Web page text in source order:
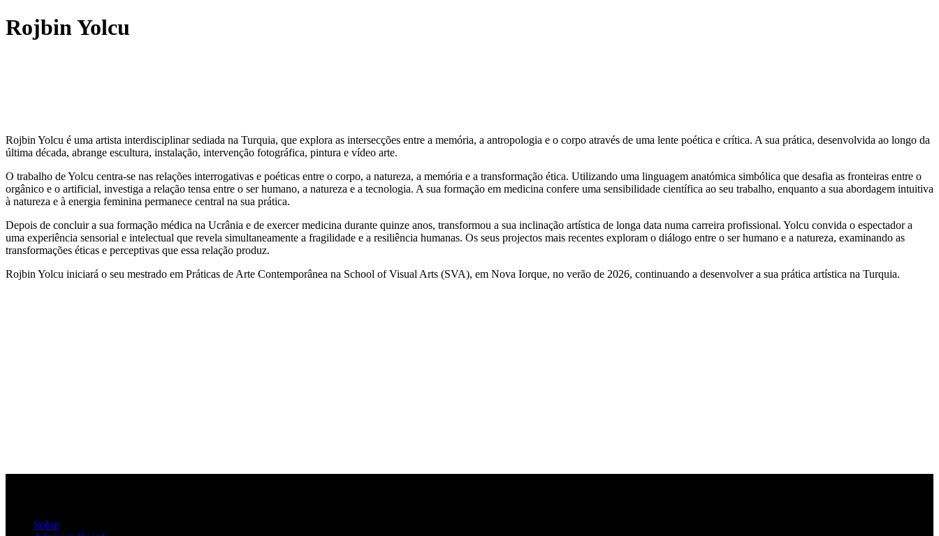
Rojbin Yolcu
Rojbin Yolcu é uma artista interdisciplinar sediada na Turquia, que explora as intersecções entre a memória, a antropologia e o corpo através de uma lente poética e crítica. A sua prática, desenvolvida ao longo da
última década, abrange escultura, instalação, intervenção fotográfica, pintura e vídeo arte.
O trabalho de Yolcu centra-se nas relações interrogativas e poéticas entre o corpo, a natureza, a memória e a transformação ética. Utilizando uma linguagem anatómica simbólica que desafia as fronteiras entre o
orgânico e o artificial, investiga a relação tensa entre o ser humano, a natureza e a tecnologia. A sua formação em medicina confere uma sensibilidade científica ao seu trabalho, enquanto a sua abordagem intuitiva
à natureza e à energia feminina permanece central na sua prática.
Depois de concluir a sua formação médica na Ucrânia e de exercer medicina durante quinze anos, transformou a sua inclinação artística de longa data numa carreira profissional. Yolcu convida o espectador a
uma experiência sensorial e intelectual que revela simultaneamente a fragilidade e a resiliência humanas. Os seus projectos mais recentes exploram o diálogo entre o ser humano e a natureza, examinando as
transformações éticas e perceptivas que essa relação produz.
Rojbin Yolcu iniciará o seu mestrado em Práticas de Arte Contemporânea na School of Visual Arts (SVA), em Nova Iorque, no verão de 2026, continuando a desenvolver a sua prática artística na Turquia.
Sobre